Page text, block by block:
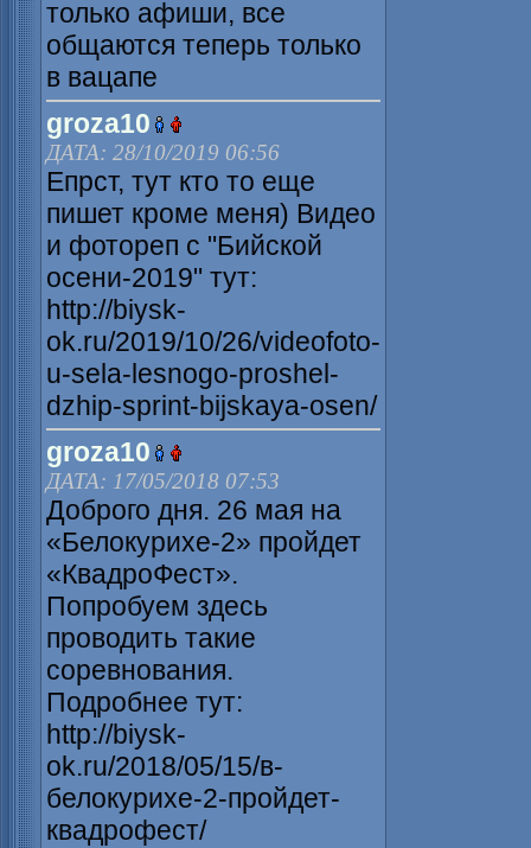
только афиши, все
общаются теперь только
в вацапе
groza10
ДАТА: 28/10/2019 06:56
Епрст, тут кто то еще
пишет кроме меня) Видео
и фотореп с "Бийской
осени-2019" тут:
http://biysk-
ok.ru/2019/10/26/videofoto-
u-sela-lesnogo-proshel-
dzhip-sprint-bijskaya-osen/
groza10
ДАТА: 17/05/2018 07:53
Доброго дня. 26 мая на
«Белокурихе-2» пройдет
«КвадроФест».
Попробуем здесь
проводить такие
соревнования.
Подробнее тут:
http://biysk-
ok.ru/2018/05/15/в-
белокурихе-2-пройдет-
квадрофест/